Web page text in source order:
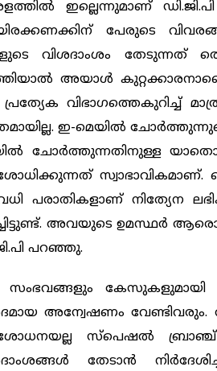
ഇല്ലെന്നുമാണ്
പേരുടെ
വിശദാംശം തേടുന്നത്
അയാള്‍
വിഭാഗത്തെകുറിച്ച്
ഇ-മെയില്‍
ചോര്‍ത്തുന്നതിനുള്ള
പരാതികളാണ് നിത്യേന
അവയുടെ ഉമസ്ഥര്‍
പറഞ്ഞു.
സംഭവങ്ങളും കേസുകളുമായി
അന്വേഷണം വേണ്ടിവരും.
സ്പെഷല്‍
തേടാന്‍